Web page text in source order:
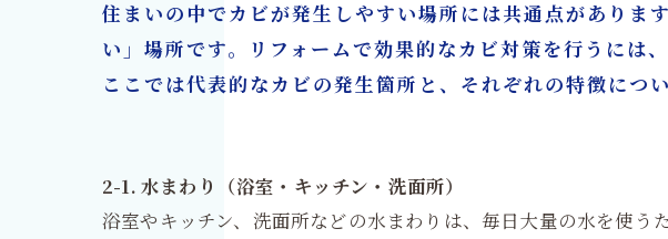
住まいの中でカビが発生しやすい場所には共通点がありま
い」場所です。リフォームで効果的なカビ対策を行うには
ここでは代表的なカビの発生箇所と、それぞれの特徴につ
2-1. 水まわり（浴室・キッチン・洗面所）
浴室やキッチン、洗面所などの水まわりは、毎日大量の水を使